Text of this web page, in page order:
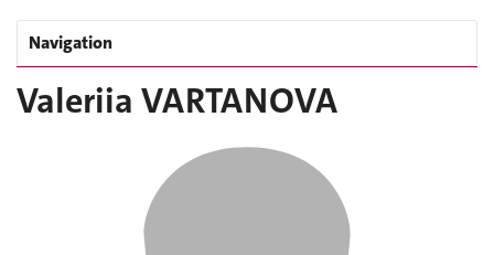
Navigation
Valeriia VARTANOVA